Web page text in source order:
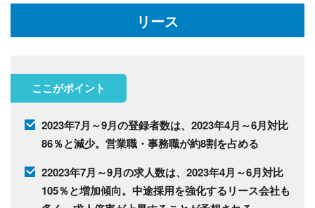
リース
ここがポイント
2023年7月～9月の登録者数は、2023年4月～6月対比
86％と減少。営業職・事務職が約8割を占める
22023年7月～9月の求人数は、2023年4月～6月対比
105％と増加傾向。中途採用を強化するリース会社も